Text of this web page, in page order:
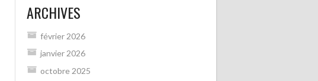
ARCHIVES
février 2026
janvier 2026
octobre 2025